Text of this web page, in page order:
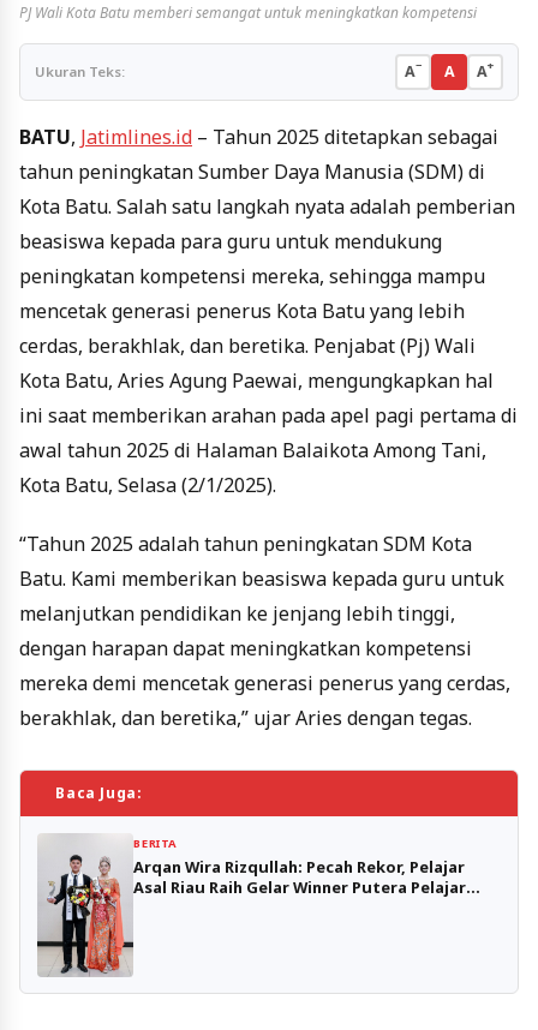
PJ Wali Kota Batu memberi semangat untuk meningkatkan kompetensi
Ukuran Teks: A− A A+
BATU, Jatimlines.id – Tahun 2025 ditetapkan sebagai
tahun peningkatan Sumber Daya Manusia (SDM) di
Kota Batu. Salah satu langkah nyata adalah pemberian
beasiswa kepada para guru untuk mendukung
peningkatan kompetensi mereka, sehingga mampu
mencetak generasi penerus Kota Batu yang lebih
cerdas, berakhlak, dan beretika. Penjabat (Pj) Wali
Kota Batu, Aries Agung Paewai, mengungkapkan hal
ini saat memberikan arahan pada apel pagi pertama di
awal tahun 2025 di Halaman Balaikota Among Tani,
Kota Batu, Selasa (2/1/2025).
“Tahun 2025 adalah tahun peningkatan SDM Kota
Batu. Kami memberikan beasiswa kepada guru untuk
melanjutkan pendidikan ke jenjang lebih tinggi,
dengan harapan dapat meningkatkan kompetensi
mereka demi mencetak generasi penerus yang cerdas,
berakhlak, dan beretika,” ujar Aries dengan tegas.
Baca Juga:
BERITA
Arqan Wira Rizqullah: Pecah Rekor, Pelajar
Asal Riau Raih Gelar Winner Putera Pelajar